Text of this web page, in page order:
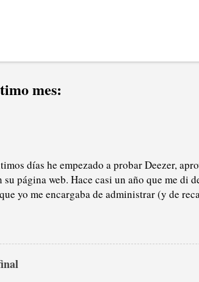
mes:
días he empezado a probar Deezer,
su página web. Hace casi un año que me di
yo me encargaba de administrar (y de
como saben, soy un gran oyente de radio
en los que usé Spotify, e imagino que